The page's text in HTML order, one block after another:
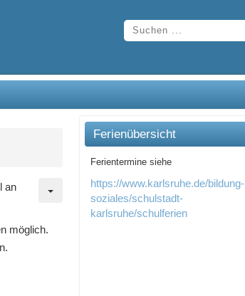
an
möglich.
Ferienübersicht
Ferientermine siehe
https://www.karlsruhe.de/bildung-
soziales/schulstadt-
karlsruhe/schulferien